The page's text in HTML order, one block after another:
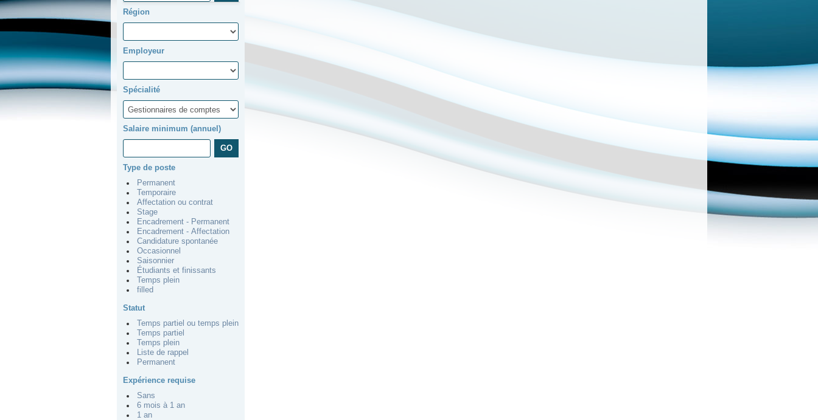
Région
Employeur
Spécialité
Salaire minimum (annuel)
Type de poste
Permanent
Temporaire
Affectation ou contrat
Stage
Encadrement - Permanent
Encadrement - Affectation
Candidature spontanée
Occasionnel
Saisonnier
Étudiants et finissants
Temps plein
filled
Statut
Temps partiel ou temps plein
Temps partiel
Temps plein
Liste de rappel
Permanent
Expérience requise
Sans
6 mois à 1 an
1 an